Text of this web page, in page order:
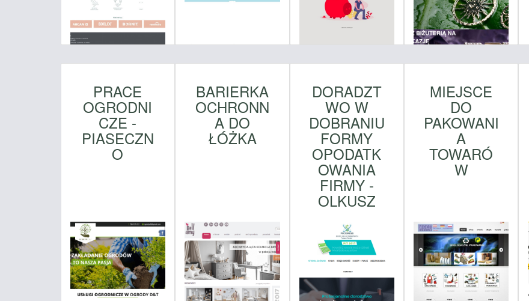
PRACE
OGRODNI
CZE -
PIASECZN
O
BARIERKA
OCHRONN
A DO
ŁÓŻKA
DORADZT
WO W
DOBRANIU
FORMY
OPODATK
OWANIA
FIRMY -
OLKUSZ
MIEJSCE
DO
PAKOWANI
A
TOWARÓ
W